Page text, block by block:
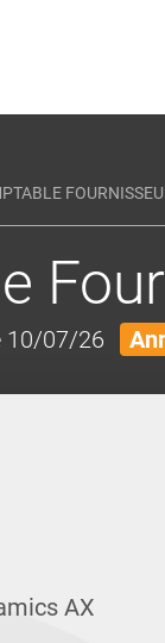
10/07/26
AX